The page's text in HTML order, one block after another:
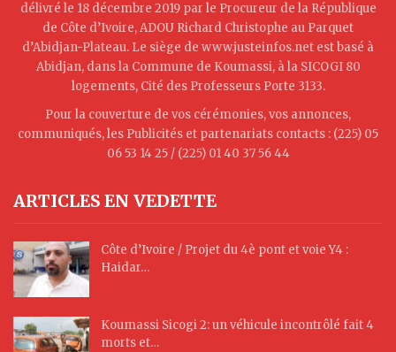
délivré le 18 décembre 2019 par le Procureur de la République
de Côte d’Ivoire, ADOU Richard Christophe au Parquet
d’Abidjan-Plateau. Le siège de www.justeinfos.net est basé à
Abidjan, dans la Commune de Koumassi, à la SICOGI 80
logements, Cité des Professeurs Porte 3133.
Pour la couverture de vos cérémonies, vos annonces,
communiqués, les Publicités et partenariats contacts : (225) 05
06 53 14 25 / (225) 01 40 37 56 44
ARTICLES EN VEDETTE
Côte d’Ivoire / Projet du 4è pont et voie Y4 :
Haidar…
Koumassi Sicogi 2: un véhicule incontrôlé fait 4
morts et…